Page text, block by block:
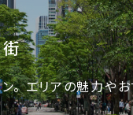
街
。 エリアの魅力や